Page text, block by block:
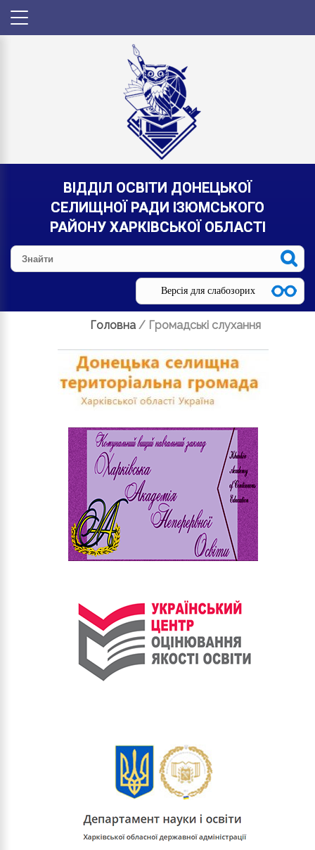
ВІДДІЛ ОСВІТИ ДОНЕЦЬКОЇ
СЕЛИЩНОЇ РАДИ ІЗЮМСЬКОГО
РАЙОНУ ХАРКІВСЬКОЇ ОБЛАСТІ
Версія для слабозорих
Головна / Громадські слухання